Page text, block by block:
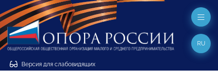
Версия для слабовидящих
RU